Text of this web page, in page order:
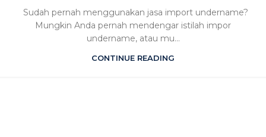
Sudah pernah menggunakan jasa import undername?
Mungkin Anda pernah mendengar istilah impor
undername, atau mu...
CONTINUE READING